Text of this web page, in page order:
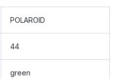
POLAROID
44
green